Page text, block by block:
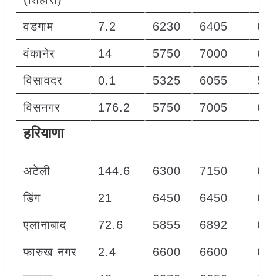
वडगाम 7.2 6230 6405
वंकानेर 14 5750 7000
विसावदर 0.1 5325 6055
विसनगर 176.2 5750 7005
हरियाणा
अटेली 144.6 6300 7150
डिंग 21 6450 6450
एलानाबाद 72.6 5855 6892
फारुख नगर 2.4 6600 6600